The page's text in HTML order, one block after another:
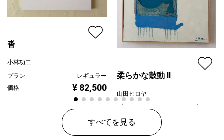
沓
小林功二
プラン
レギュラー
価格
¥ 82,500
柔らかな鼓動 Ⅱ
山田ヒロヤ
プラン
価格
すべてを見る